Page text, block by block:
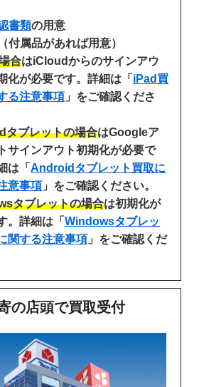
書類の用意
付属品があれば用意）
合はiCloudからのサインアウ
化が必要です。詳細は「 iPad買
る注意事項 」をご確認くださ
タブレットの場合はGoogleア
サインアウト初期化が必要で
は「 Androidタブレット買取に
意事項 」をご確認ください。
タブレットの場合は初期化が
。詳細は「 Windowsタブレッ
関する注意事項 」をご確認くだ
の店頭で買取受付